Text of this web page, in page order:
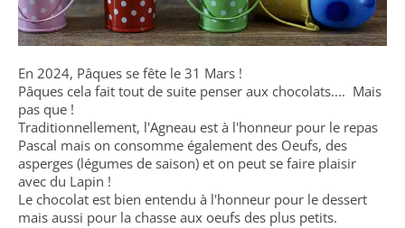
En 2024, Pâques se fête le 31 Mars !
Pâques cela fait tout de suite penser aux chocolats.... Mais
pas que !
Traditionnellement, l'Agneau est à l'honneur pour le repas
Pascal mais on consomme également des Oeufs, des
asperges (légumes de saison) et on peut se faire plaisir
avec du Lapin !
Le chocolat est bien entendu à l'honneur pour le dessert
mais aussi pour la chasse aux oeufs des plus petits.